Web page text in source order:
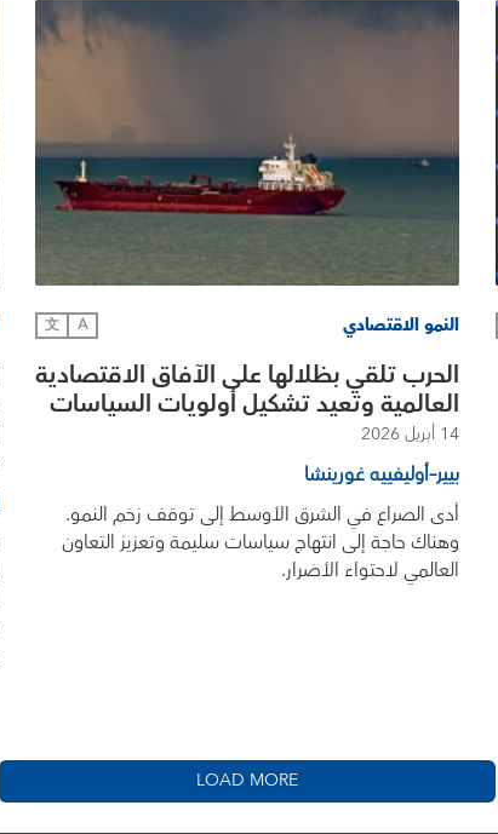
النمو الاقتصادي A
文
الحرب تلقي بظلالها على الآفاق الاقتصادية
العالمية وتعيد تشكيل أولويات السياسات
14 أبريل 2026
بيير–أوليفييه غورينشا
أدى الصراع في الشرق الأوسط إلى توقف زخم النمو.
وهناك حاجة إلى انتهاج سياسات سليمة وتعزيز التعاون
العالمي لاحتواء الأضرار.
LOAD MORE